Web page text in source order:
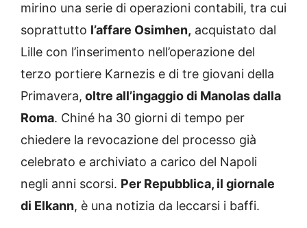
mirino una serie di operazioni contabili, tra cui
soprattutto l’affare Osimhen, acquistato dal
Lille con l’inserimento nell’operazione del
terzo portiere Karnezis e di tre giovani della
Primavera, oltre all’ingaggio di Manolas dalla
Roma. Chiné ha 30 giorni di tempo per
chiedere la revocazione del processo già
celebrato e archiviato a carico del Napoli
negli anni scorsi. Per Repubblica, il giornale
di Elkann, è una notizia da leccarsi i baffi.